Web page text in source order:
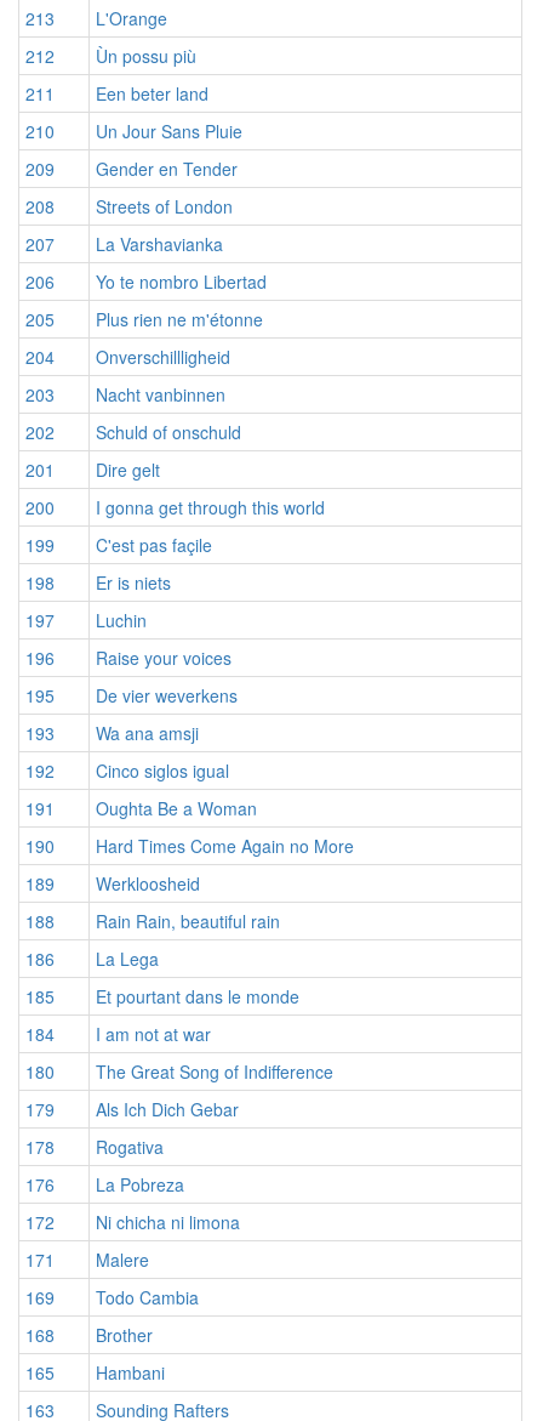
213
L'Orange
212
Ùn possu più
211
Een beter land
210
Un Jour Sans Pluie
209
Gender en Tender
208
Streets of London
207
La Varshavianka
206
Yo te nombro Libertad
205
Plus rien ne m'étonne
204
Onverschillligheid
203
Nacht vanbinnen
202
Schuld of onschuld
201
Dire gelt
200
I gonna get through this world
199
C'est pas façile
198
Er is niets
197
Luchin
196
Raise your voices
195
De vier weverkens
193
Wa ana amsji
192
Cinco siglos igual
191
Oughta Be a Woman
190
Hard Times Come Again no More
189
Werkloosheid
188
Rain Rain, beautiful rain
186
La Lega
185
Et pourtant dans le monde
184
I am not at war
180
The Great Song of Indifference
179
Als Ich Dich Gebar
178
Rogativa
176
La Pobreza
172
Ni chicha ni limona
171
Malere
169
Todo Cambia
168
Brother
165
Hambani
163
Sounding Rafters